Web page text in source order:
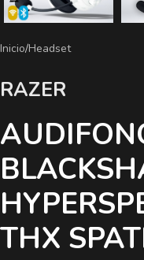
Inicio/Headset
RAZER
THX